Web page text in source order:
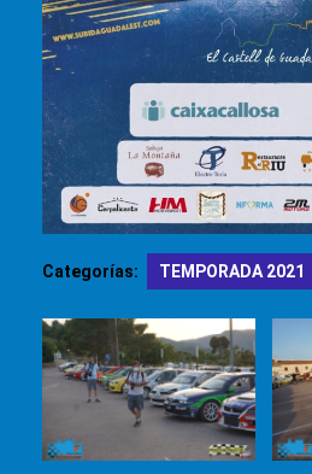
Categorías: TEMPORADA 2021